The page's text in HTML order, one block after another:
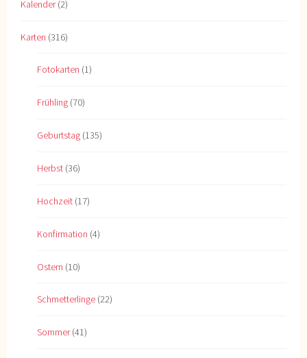
Kalender(2)
Karten (316)
Fotokarten (1)
Frühling (70)
Geburtstag (135)
Herbst (36)
Hochzeit (17)
Konfirmation (4)
Ostern (10)
Schmetterlinge (22)
Sommer(41)